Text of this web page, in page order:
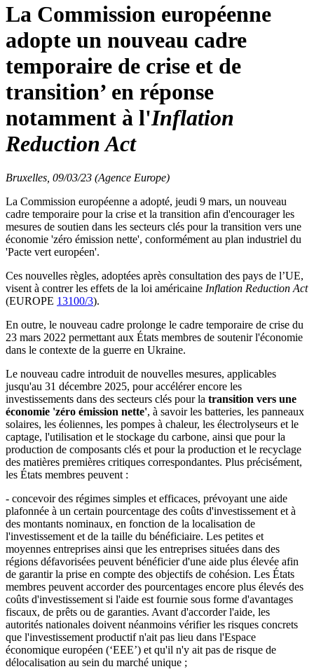
La Commission européenne
adopte un nouveau cadre
temporaire de crise et de
transition’ en réponse
notamment à l'Inflation
Reduction Act
Bruxelles, 09/03/23 (Agence Europe)
La Commission européenne a adopté, jeudi 9 mars, un nouveau
cadre temporaire pour la crise et la transition afin d'encourager les
mesures de soutien dans les secteurs clés pour la transition vers une
économie 'zéro émission nette', conformément au plan industriel du
'Pacte vert européen'.
Ces nouvelles règles, adoptées après consultation des pays de l’UE,
visent à contrer les effets de la loi américaine Inflation Reduction Act
(EUROPE 13100/3).
En outre, le nouveau cadre prolonge le cadre temporaire de crise du
23 mars 2022 permettant aux États membres de soutenir l'économie
dans le contexte de la guerre en Ukraine.
Le nouveau cadre introduit de nouvelles mesures, applicables
jusqu'au 31 décembre 2025, pour accélérer encore les
investissements dans des secteurs clés pour la transition vers une
économie 'zéro émission nette', à savoir les batteries, les panneaux
solaires, les éoliennes, les pompes à chaleur, les électrolyseurs et le
captage, l'utilisation et le stockage du carbone, ainsi que pour la
production de composants clés et pour la production et le recyclage
des matières premières critiques correspondantes. Plus précisément,
les États membres peuvent :
- concevoir des régimes simples et efficaces, prévoyant une aide
plafonnée à un certain pourcentage des coûts d'investissement et à
des montants nominaux, en fonction de la localisation de
l'investissement et de la taille du bénéficiaire. Les petites et
moyennes entreprises ainsi que les entreprises situées dans des
régions défavorisées peuvent bénéficier d'une aide plus élevée afin
de garantir la prise en compte des objectifs de cohésion. Les États
membres peuvent accorder des pourcentages encore plus élevés des
coûts d'investissement si l'aide est fournie sous forme d'avantages
fiscaux, de prêts ou de garanties. Avant d'accorder l'aide, les
autorités nationales doivent néanmoins vérifier les risques concrets
que l'investissement productif n'ait pas lieu dans l'Espace
économique européen (‘EEE’) et qu'il n'y ait pas de risque de
délocalisation au sein du marché unique ;